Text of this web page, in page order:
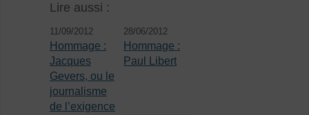
Lire aussi :
11/09/2012
Hommage :
Jacques
Gevers, ou le
journalisme
de l’exigence
28/06/2012
Hommage :
Paul Libert